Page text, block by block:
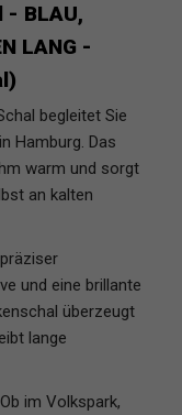
- BLAU,
LANG -
begleitet Sie
Hamburg. Das
warm und sorgt
an kalten
präziser
und eine brillante
überzeugt
lange
im Volkspark,